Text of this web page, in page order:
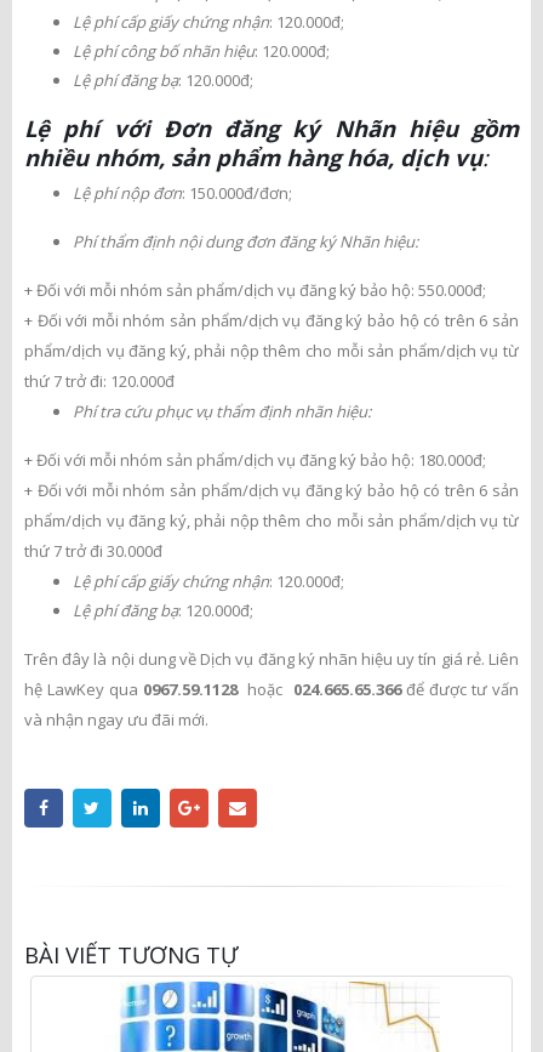
Lệ phí cấp giấy chứng nhận: 120.000đ;
Lệ phí công bố nhãn hiệu: 120.000đ;
Lệ phí đăng bạ: 120.000đ;
Lệ phí với Đơn đăng ký Nhãn hiệu gồm
nhiều nhóm, sản phẩm hàng hóa, dịch vụ:
Lệ phí nộp đơn: 150.000đ/đơn;
Phí thẩm định nội dung đơn đăng ký Nhãn hiệu:
+ Đối với mỗi nhóm sản phẩm/dịch vụ đăng ký bảo hộ: 550.000đ;
+ Đối với mỗi nhóm sản phẩm/dịch vụ đăng ký bảo hộ có trên 6 sản
phẩm/dịch vụ đăng ký, phải nộp thêm cho mỗi sản phẩm/dịch vụ từ
thứ 7 trở đi: 120.000đ
Phí tra cứu phục vụ thẩm định nhãn hiệu:
+ Đối với mỗi nhóm sản phẩm/dịch vụ đăng ký bảo hộ: 180.000đ;
+ Đối với mỗi nhóm sản phẩm/dịch vụ đăng ký bảo hộ có trên 6 sản
phẩm/dịch vụ đăng ký, phải nộp thêm cho mỗi sản phẩm/dịch vụ từ
thứ 7 trở đi 30.000đ
Lệ phí cấp giấy chứng nhận: 120.000đ;
Lệ phí đăng bạ: 120.000đ;
Trên đây là nội dung về Dịch vụ đăng ký nhãn hiệu uy tín giá rẻ. Liên
hệ LawKey qua 0967.59.1128hoặc 024.665.65.366để được tư vấn
và nhận ngay ưu đãi mới.
BÀI VIẾT TƯƠNG TỰ